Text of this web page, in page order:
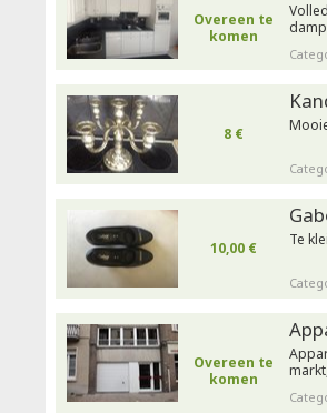
Overeen te
komen
8 €
10,00 € Te
Overeen te
komen